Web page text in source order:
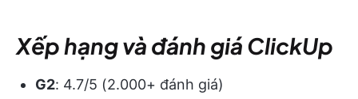
Xếp hạng và đánh giá ClickUp
G2: 4.7/5 (2.000+ đánh giá)